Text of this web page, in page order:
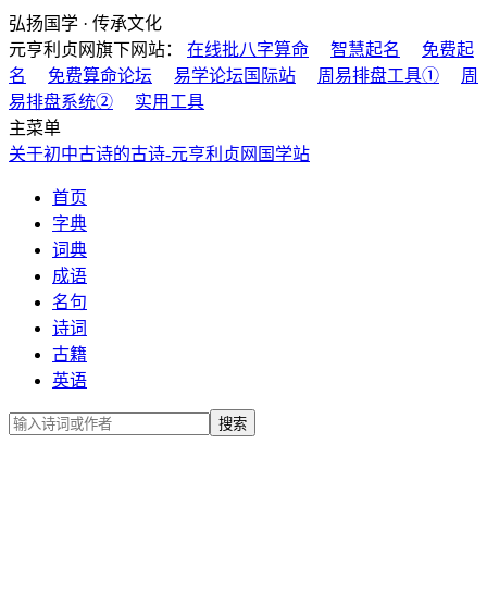
弘扬国学 · 传承文化
元亨利贞网旗下网站： 在线批八字算命 智慧起名
免费起
名
免费算命论坛 易学论坛国际站 周易排盘工具①
周
易排盘系统②
实用工具
主菜单
关于初中古诗的古诗-元亨利贞网国学站
首页
字典
词典
成语
名句
诗词
古籍
英语